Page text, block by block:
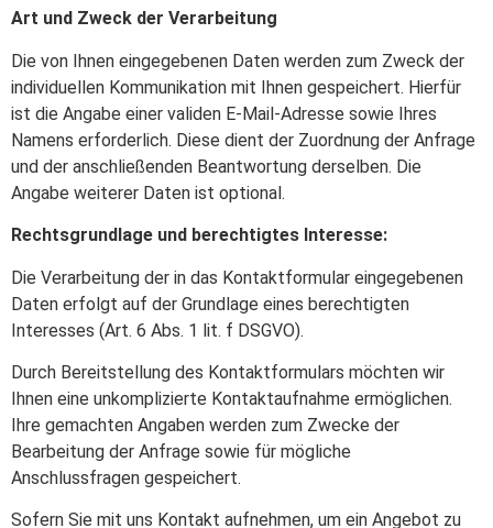
Art und Zweck der Verarbeitung
Die von Ihnen eingegebenen Daten werden zum Zweck der
individuellen Kommunikation mit Ihnen gespeichert. Hierfür
ist die Angabe einer validen E-Mail-Adresse sowie Ihres
Namens erforderlich. Diese dient der Zuordnung der Anfrage
und der anschließenden Beantwortung derselben. Die
Angabe weiterer Daten ist optional.
Rechtsgrundlage und berechtigtes Interesse:
Die Verarbeitung der in das Kontaktformular eingegebenen
Daten erfolgt auf der Grundlage eines berechtigten
Interesses (Art. 6 Abs. 1 lit. f DSGVO).
Durch Bereitstellung des Kontaktformulars möchten wir
Ihnen eine unkomplizierte Kontaktaufnahme ermöglichen.
Ihre gemachten Angaben werden zum Zwecke der
Bearbeitung der Anfrage sowie für mögliche
Anschlussfragen gespeichert.
Sofern Sie mit uns Kontakt aufnehmen, um ein Angebot zu